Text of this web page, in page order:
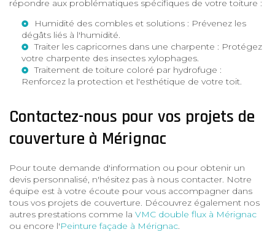
répondre aux problématiques spécifiques de votre toiture :
Humidité des combles et solutions : Prévenez les
dégâts liés à l'humidité.
Traiter les capricornes dans une charpente : Protégez
votre charpente des insectes xylophages.
Traitement de toiture coloré par hydrofuge :
Renforcez la protection et l'esthétique de votre toit.
Contactez-nous pour vos projets de
couverture à Mérignac
Pour toute demande d'information ou pour obtenir un
devis personnalisé, n'hésitez pas à nous contacter. Notre
équipe est à votre écoute pour vous accompagner dans
tous vos projets de couverture. Découvrez également nos
autres prestations comme la VMC double flux à Mérignac
ou encore l'Peinture façade à Mérignac.